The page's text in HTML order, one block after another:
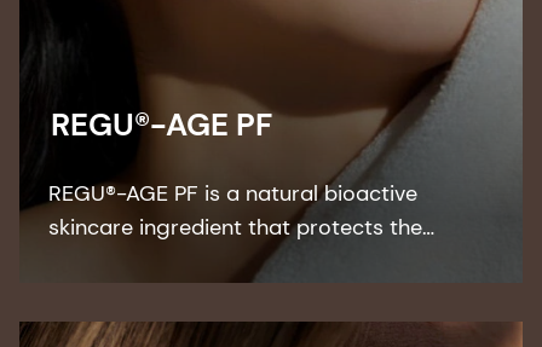
REGU®-AGE PF
REGU®-AGE PF is a natural bioactive
skincare ingredient that protects the
delicate skin around the eyes and visibly
puffiness.